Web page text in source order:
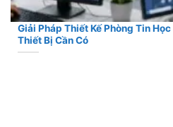
Giải Pháp Thiết Kế Phòng Tin
Thiết Bị Cần Có